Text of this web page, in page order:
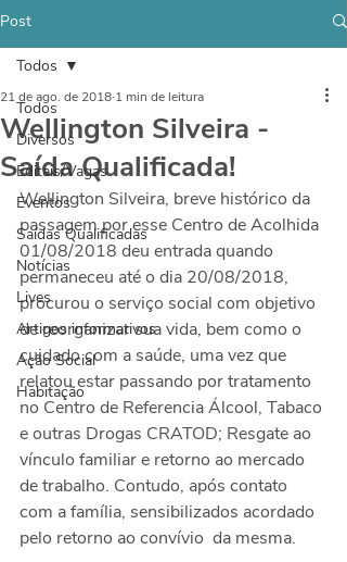
Post
Todos
Diversos
Editais/Vagas
Eventos
Saídas Qualificadas
Notícias
Lives
Artigos informativos
Ação Social
Habitação
Todos
Wellington Silveira -
Saída Qualificada!
21 de ago. de 2018 1 min de leitura
Wellington Silveira, breve histórico da
passagem por esse Centro de Acolhida
01/08/2018 deu entrada quando
permaneceu até o dia 20/08/2018,
procurou o serviço social com objetivo
de reorganizar sua vida, bem como o
cuidado com a saúde, uma vez que
relatou estar passando por tratamento
no Centro de Referencia Álcool, Tabaco
e outras Drogas CRATOD; Resgate ao
vínculo familiar e retorno ao mercado
de trabalho. Contudo, após contato
com a família, sensibilizados acordado
pelo retorno ao convívio  da mesma.